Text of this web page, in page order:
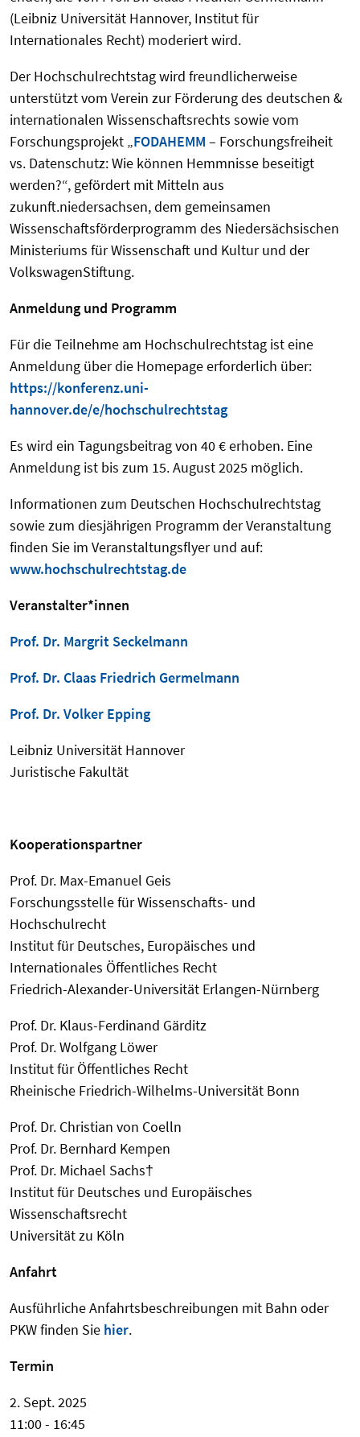
(Leibniz Universität Hannover, Institut für
Internationales Recht) moderiert wird.
Der Hochschulrechtstag wird freundlicherweise
unterstützt vom Verein zur Förderung des deutschen &
internationalen Wissenschaftsrechts sowie vom
Forschungsprojekt „FODAHEMM – Forschungsfreiheit
vs. Datenschutz: Wie können Hemmnisse beseitigt
werden?“, gefördert mit Mitteln aus
zukunft.niedersachsen, dem gemeinsamen
Wissenschaftsförderprogramm des Niedersächsischen
Ministeriums für Wissenschaft und Kultur und der
VolkswagenStiftung.
Anmeldung und Programm
Für die Teilnehme am Hochschulrechtstag ist eine
Anmeldung über die Homepage erforderlich über:
https://konferenz.uni-
hannover.de/e/hochschulrechtstag
Es wird ein Tagungsbeitrag von 40 € erhoben. Eine
Anmeldung ist bis zum 15. August 2025 möglich.
Informationen zum Deutschen Hochschulrechtstag
sowie zum diesjährigen Programm der Veranstaltung
finden Sie im Veranstaltungsflyer und auf:
www.hochschulrechtstag.de
Veranstalter*innen
Prof. Dr. Margrit Seckelmann
Prof. Dr. Claas Friedrich Germelmann
Prof. Dr. Volker Epping
Leibniz Universität Hannover
Juristische Fakultät
Kooperationspartner
Prof. Dr. Max-Emanuel Geis
Forschungsstelle für Wissenschafts- und
Hochschulrecht
Institut für Deutsches, Europäisches und
Internationales Öffentliches Recht
Friedrich-Alexander-Universität Erlangen-Nürnberg
Prof. Dr. Klaus-Ferdinand Gärditz
Prof. Dr. Wolfgang Löwer
Institut für Öffentliches Recht
Rheinische Friedrich-Wilhelms-Universität Bonn
Prof. Dr. Christian von Coelln
Prof. Dr. Bernhard Kempen
Prof. Dr. Michael Sachs†
Institut für Deutsches und Europäisches
Wissenschaftsrecht
Universität zu Köln
Anfahrt
Ausführliche Anfahrtsbeschreibungen mit Bahn oder
PKW finden Sie hier.
Termin
2. Sept. 2025
11:00 - 16:45